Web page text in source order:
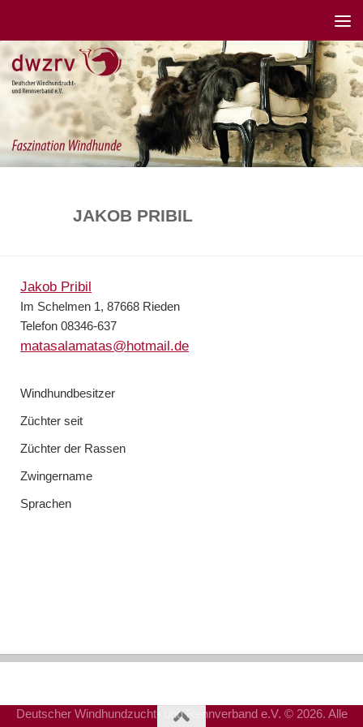
JAKOB PRIBIL
Jakob Pribil
Im Schelmen 1, 87668 Rieden
Telefon 08346-637
matasalamatas@hotmail.de
Windhundbesitzer
Züchter seit
Züchter der Rassen
Zwingername
Sprachen
Deutscher Windhundzucht- und Rennverband e.V. © 2026. Alle